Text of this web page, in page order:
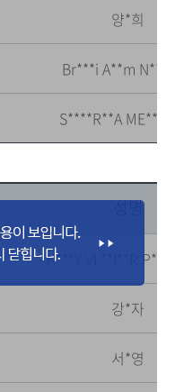
양*희
Br***i A**m
S****R**A
성명
K***Y VL**I**R
강*자
서*영